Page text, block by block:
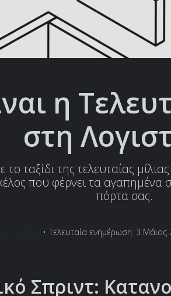
η
στη
ταξίδι της τελευταίας
που φέρνει τα αγαπημένα
πόρτα σας.
• Τελευταία ενημέρωση: 3 Μάιος
Σπριντ: